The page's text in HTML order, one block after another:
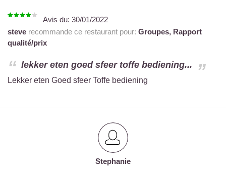
Avis du: 30/01/2022
steve recommande ce restaurant pour: Groupes, Rapport
qualité/prix
lekker eten goed sfeer toffe bediening...
Lekker eten Goed sfeer Toffe bediening
Stephanie